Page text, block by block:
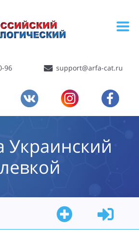
96 support@arfa-cat.ru
Украинский
левкой